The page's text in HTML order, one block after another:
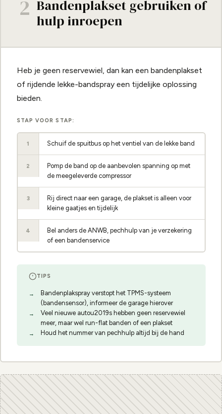
2 Bandenplakset gebruiken of
hulp inroepen
Heb je geen reservewiel, dan kan een bandenplakset
of rijdende lekke-bandspray een tijdelijke oplossing
bieden.
STAP VOOR STAP:
1 Schuif de spuitbus op het ventiel van de lekke band
2
Pomp de band op de aanbevolen spanning op met
de meegeleverde compressor
3
Rij direct naar een garage, de plakset is alleen voor
kleine gaatjes en tijdelijk
4
Bel anders de ANWB, pechhulp van je verzekering
of een bandenservice
TIPS
Bandenplakspray verstopt het TPMS-systeem
(bandensensor), informeer de garage hierover
Veel nieuwe autou2019s hebben geen reservewiel
meer, maar wel run-flat banden of een plakset
Houd het nummer van pechhulp altijd bij de hand